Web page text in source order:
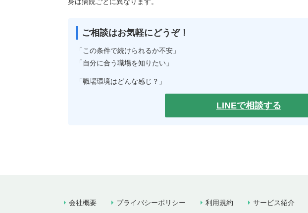
ご相談はお気軽にどうぞ！
「この条件で続けられるか不安」
「自分に合う職場を知りたい」
「職場環境はどんな感じ？」
LINEで相談する
会社概要 プライバシーポリシー 利用規約 サービス紹介